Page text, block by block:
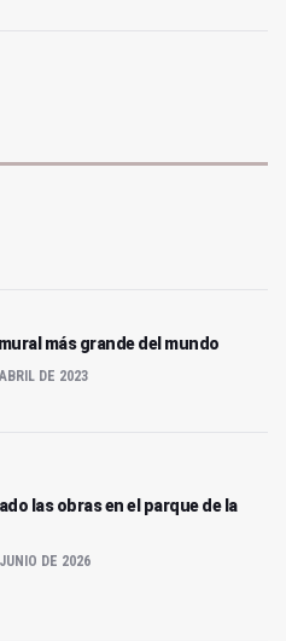
más grande del mundo
DE 2023
las obras en el parque de la
DE 2026